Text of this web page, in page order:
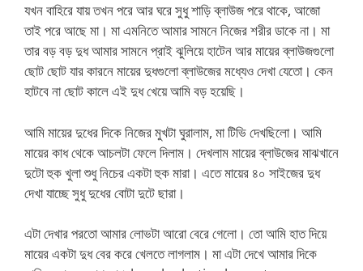
যখন বাহিরে যায় তখন পরে আর ঘরে সুধু শাড়ি ব্লাউজ পরে থাকে, আজো
তাই পরে আছে মা। মা এমনিতে আমার সামনে নিজের শরীর ডাকে না। মা
তার বড় বড় দুধ আমার সামনে প্রাই ঝুলিয়ে হাটেন আর মায়ের ব্লাউজগুলো
ছোট ছোট যার কারনে মায়ের দুধগুলো ব্লাউজের মধ্যেও দেখা যেতো। কেন
হাটবে না ছোট কালে এই দুধ খেয়ে আমি বড় হয়েছি।
আমি মায়ের দুধের দিকে নিজের মুখটা ঘুরালাম, মা টিভি দেখছিলো। আমি
মায়ের কাধ থেকে আচলটা ফেলে দিলাম। দেখলাম মায়ের ব্লাউজের মাঝখানে
দুটো হুক খুলা শুধু নিচের একটা হুক মারা। এতে মায়ের ৪০ সাইজের দুধ
দেখা যাচ্ছে সুধু দুধের বোটা দুটে ছারা।
এটা দেখার পরতো আমার লোভটা আরো বেরে গেলো। তো আমি হাত দিয়ে
মায়ের একটা দুধ বের করে খেলতে লাগলাম। মা এটা দেখে আমার দিকে